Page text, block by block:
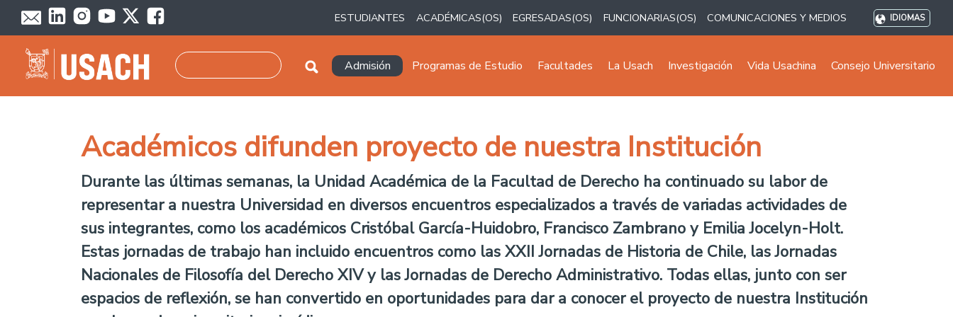
Pasar al contenido principal
ESTUDIANTES ACADÉMICAS(OS) EGRESADAS(OS) FUNCIONARIAS(OS) COMUNICACIONES Y MEDIOS IDIOMAS
Navegación principal
Admisión Programas de Estudio Facultades La Usach Investigación Vida Usachina Consejo Universitario
Académicos difunden proyecto de nuestra Institución
Durante las últimas semanas, la Unidad Académica de la Facultad de Derecho ha continuado su labor de
representar a nuestra Universidad en diversos encuentros especializados a través de variadas actividades de
sus integrantes, como los académicos Cristóbal García-Huidobro, Francisco Zambrano y Emilia Jocelyn-Holt.
Estas jornadas de trabajo han incluido encuentros como las XXII Jornadas de Historia de Chile, las Jornadas
Nacionales de Filosofía del Derecho XIV y las Jornadas de Derecho Administrativo. Todas ellas, junto con ser
espacios de reflexión, se han convertido en oportunidades para dar a conocer el proyecto de nuestra Institución